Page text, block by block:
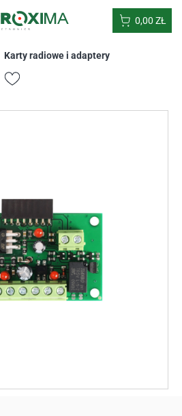
0,00 ZŁ
Karty radiowe i adaptery